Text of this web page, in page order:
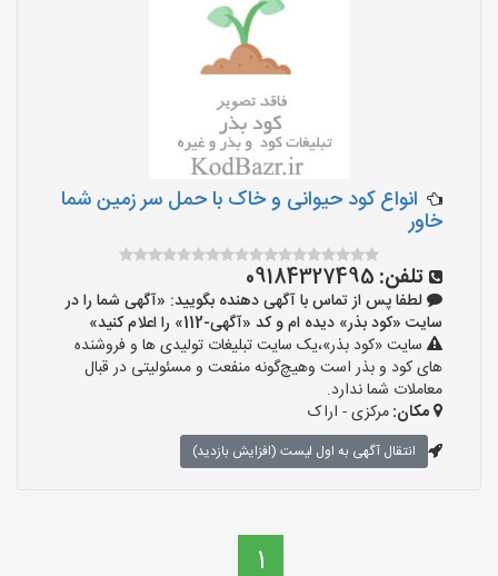
انواع کود حیوانی و خاک با حمل سر زمین شما
خاور
تلفن: 09184327495
لطفا پس از تماس با آگهی دهنده بگویید: «آگهی شما را در
سایت «کود بذر» دیده ام و کد «آگهی-112» را اعلام کنید»
سایت «کود بذر»،یک سایت تبلیغات تولیدی ها و فروشنده
های کود و بذر است وهیچ‌گونه منفعت و مسئولیتی در قبال
معاملات شما ندارد.
مکان:مرکزی - اراک
انتقال آگهی به اول لیست (افزایش بازدید)
1